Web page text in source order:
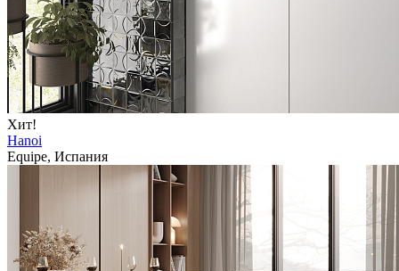
Хит!
Hanoi
Equipe, Испания